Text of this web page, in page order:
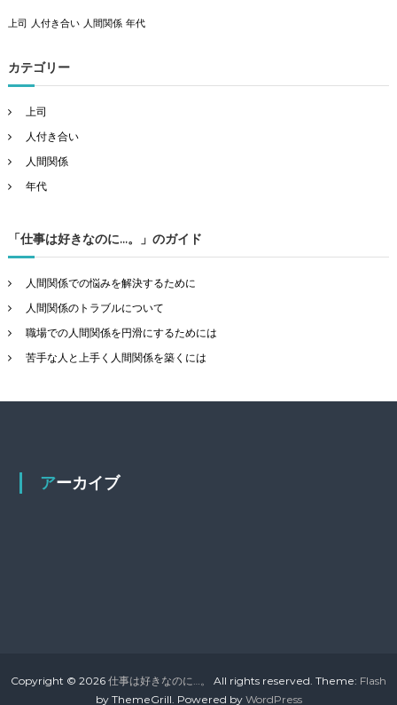
上司 人付き合い 人間関係 年代
カテゴリー
上司
人付き合い
人間関係
年代
「仕事は好きなのに…。」のガイド
人間関係での悩みを解決するために
人間関係のトラブルについて
職場での人間関係を円滑にするためには
苦手な人と上手く人間関係を築くには
アーカイブ
Copyright © 2026 仕事は好きなのに…。 All rights reserved. Theme: Flash
by ThemeGrill. Powered by WordPress